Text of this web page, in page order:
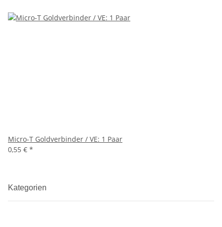
Micro-T Goldverbinder / VE: 1 Paar
0,55 € *
Kategorien